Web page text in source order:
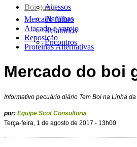
Acessos
Planilhas
Relatórios
Encontros
Boi gordo
Mercado futuro
Atacado e varejo
Reposição
Proteínas Alternativas
Mercado do boi
Informativo pecuário diário Tem Boi na Linha
por: Equipe Scot Consultoria
Terça-feira, 1 de agosto de 2017 - 13h00